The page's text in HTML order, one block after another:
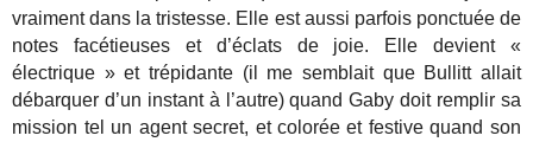
vraiment dans la tristesse. Elle est aussi parfois ponctuée de
notes facétieuses et d’éclats de joie. Elle devient «
électrique » et trépidante (il me semblait que Bullitt allait
débarquer d’un instant à l’autre) quand Gaby doit remplir sa
mission tel un agent secret, et colorée et festive quand son